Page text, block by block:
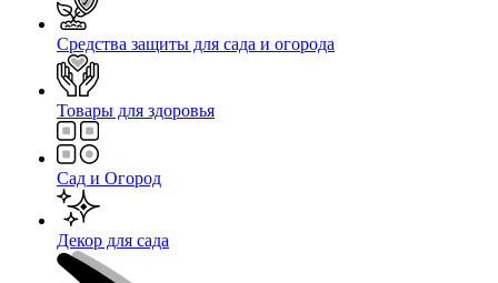
Средства защиты для сада и огорода
Товары для здоровья
Сад и Огород
Декор для сада